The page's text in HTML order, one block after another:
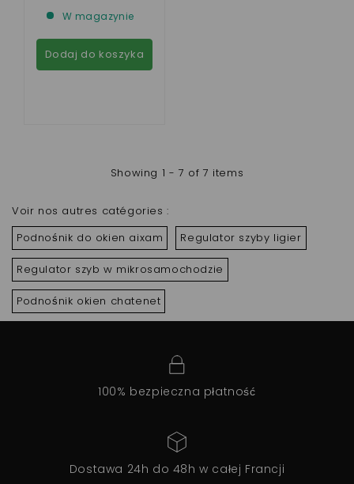
W magazynie
Dodaj do koszyka
Showing 1 - 7 of 7 items
Voir nos autres catégories :
Podnośnik do okien aixam
Regulator szyby ligier
Regulator szyb w mikrosamochodzie
Podnośnik okien chatenet
100% bezpieczna płatność
Dostawa 24h do 48h w całej Francji